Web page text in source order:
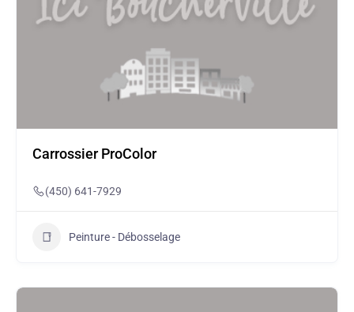
Carrossier ProColor
(450) 641-7929
Peinture - Débosselage